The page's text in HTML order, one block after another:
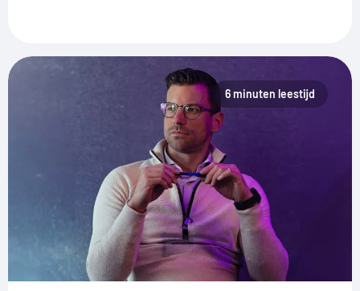
6 minuten leestijd